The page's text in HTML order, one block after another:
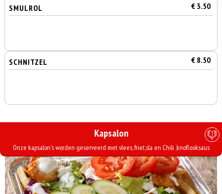
SMULROL € 3.50
SCHNITZEL € 8.50
Kapsalon
Onze kapsalon's worden geserveerd met vlees, friet,sla en Chili ,knoflooksaus